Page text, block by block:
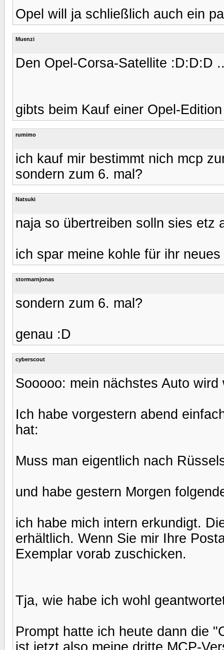
Opel will ja schließlich auch ein
Muenzi
Den Opel-Corsa-Satellite :D:D:D
gibts beim Kauf einer Opel-
rumimo
ich kauf mir bestimmt nich mcp
sondern zum 6. mal?
Natsuki
naja so übertreiben solln sies etz
ich spar meine kohle für ihr
stormarnjonas
sondern zum 6. mal?
genau :D
cyberscout
Sooooo: mein nächstes Auto
Ich habe vorgestern abend
hat:
Muss man eigentlich nach
und habe gestern Morgen
ich habe mich intern erkundigt.
erhältlich. Wenn Sie mir Ihre
Exemplar vorab zuschicken.
Tja, wie habe ich wohl
Prompt hatte ich heute dann die
ist jetzt also meine dritte MCP-